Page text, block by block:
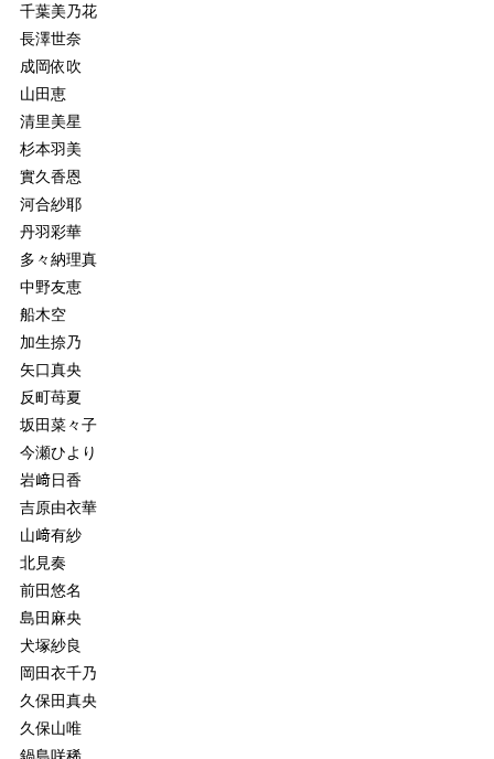
千葉美乃花
長澤世奈
成岡依吹
山田恵
清里美星
杉本羽美
實久香恩
河合紗耶
丹羽彩華
多々納理真
中野友恵
船木空
加生捺乃
矢口真央
反町苺夏
坂田菜々子
今瀬ひより
岩﨑日香
吉原由衣華
山﨑有紗
北見奏
前田悠名
島田麻央
犬塚紗良
岡田衣千乃
久保田真央
久保山唯
鍋島咲稀